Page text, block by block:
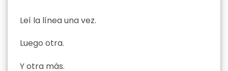
Leí la línea una vez.
Luego otra.
Y otra más.